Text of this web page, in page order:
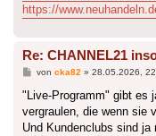
https://
Re: CHANNEL21
Beitrag
von cka82» 28.05.2026,
"Live-Programm" gibt es
vergraulen, die wenn sie
Und Kundenclubs sind